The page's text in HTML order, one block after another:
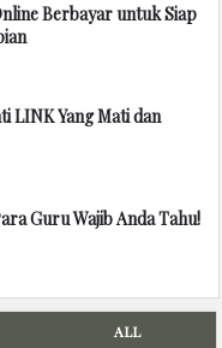
Berbayar untuk Siap
LINK Yang Mati dan
Guru Wajib Anda Tahu!
ALL